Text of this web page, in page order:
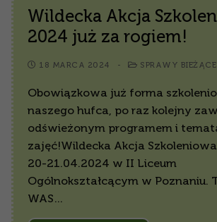
Wildecka Akcja
2024 już za rogiem!
18 MARCA 2024 - SPRAWY BIEŻĄCE
Obowiązkowa już forma
naszego hufca, po raz kolejny
odświeżonym programem i
zajęć!Wildecka Akcja
20-21.04.2024 w II Liceum
Ogólnokształcącym w Poznaniu.
WAS…